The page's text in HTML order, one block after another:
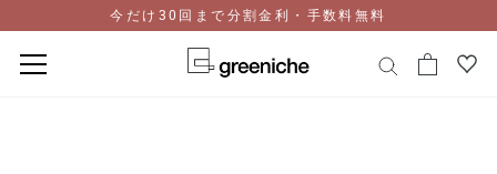
今だけ30回まで分割金利・手数料無料